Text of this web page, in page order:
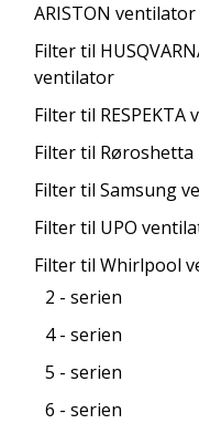
ARISTON ventilator
Filter til
ventilator
Filter til RESPEKTA
Filter til Røroshetta
Filter til Samsung
Filter til UPO
Filter til Whirlpool
2 - serien
4 - serien
5 - serien
6 - serien